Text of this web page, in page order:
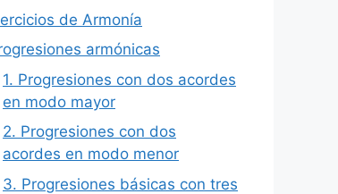
de Armonía
armónicas
1. Progresiones con dos acordes
en modo mayor
2. Progresiones con dos
acordes en modo menor
3. Progresiones básicas con tres